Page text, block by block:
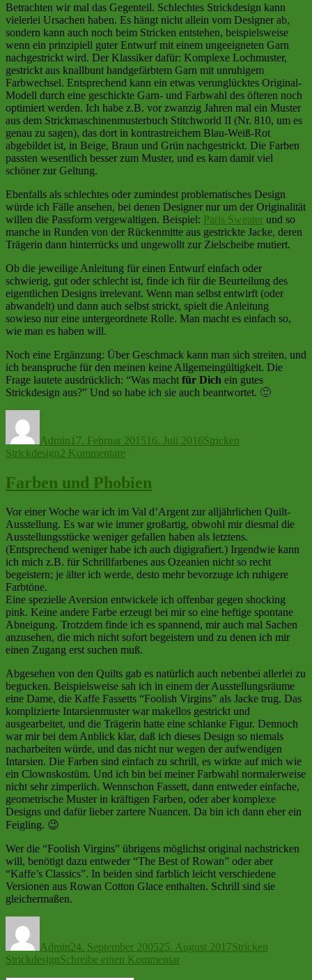
Betrachten wir mal das Gegenteil. Schlechtes Strickdesign kann
vielerlei Ursachen haben. Es hängt nicht allein vom Designer ab,
sondern kann auch noch beim Stricken entstehen, beispielsweise
wenn ein prinzipiell guter Entwurf mit einem ungeeigneten Garn
nachgestrickt wird. Der Klassiker dafür: Komplexe Lochmuster,
gestrickt aus knallbunt handgefärbtem Garn mit unruhigem
Farbwechsel. Entsprechend kann ein etwas verunglücktes Original-
Modell durch eine geschickte Garn- und Farbwahl des öfteren noch
optimiert werden. Ich habe z.B. vor zwanzig Jahren mal ein Muster
aus dem Strickmaschinenmusterbuch Stitchworld II (Nr. 810, um es
genau zu sagen), das dort in kontrastreichem Blau-Weiß-Rot
abgebildet ist, in Beige, Braun und Grün nachgestrickt. Die Farben
passten wesentlich besser zum Muster, und es kam damit viel
schöner zur Geltung.
Ebenfalls als schlechtes oder zumindest problematisches Design
würde ich Fälle ansehen, bei denen Designer nur um der Originalität
willen die Passform vergewaltigen. Beispiel: Paris Sweater und so
manche in Runden von der Rückenmitte aus gestrickte Jacke, deren
Trägerin dann hinterrücks und ungewollt zur Zielscheibe mutiert.
Ob die jeweilige Anleitung für einen Entwurf einfach oder
schwierig, gut oder schlecht ist, finde ich für die Beurteilung des
eigentlichen Designs irrelevant. Wenn man selbst entwirft (oder
abwandelt) und dann auch selbst strickt, spielt die Anleitung
sowieso nur eine untergeordnete Rolle. Man macht es einfach so,
wie man es haben will.
Noch eine Ergänzung: Über Geschmack kann man sich streiten, und
ich beanspruche für den meinen keine Allgemeingültigkeit. Die
Frage lautete ausdrücklich: “Was macht für Dich ein gutes
Strickdesign aus?” Und so habe ich sie auch beantwortet. 🙂
Admin 17. Februar 2015 16. Juli 2016Stricken
Strickdesign2 Kommentare
verstrickte
Dienstagsfrage
8/2015
Farben und Phobien
Vor einer Woche war ich im Val d’Argent zur alljährlichen Quilt-
Ausstellung. Es war wie immer großartig, obwohl mir diesmal die
Ausstellungsstücke weniger gefallen haben als letztens.
(Entsprechend weniger habe ich auch digigrafiert.) Irgendwie kann
ich mich z.B. für Schrillfarbenes aus Ozeanien nicht so recht
begeistern; je älter ich werde, desto mehr bevorzuge ich ruhigere
Farbtöne.
Eine spezielle Aversion entwickele ich offenbar gegen shocking
pink. Keine andere Farbe erzeugt bei mir so eine heftige spontane
Abneigung. Trotzdem finde ich es spannend, mir auch mal Sachen
anzusehen, die mich nicht sofort begeistern und zu denen ich mir
einen Zugang erst suchen muß.
Abgesehen von den Quilts gab es natürlich auch nebenbei allerlei zu
begucken. Beispielsweise sah ich in einem der Ausstellungsräume
eine Dame, die Kaffe Fassetts “Foolish Virgins” als Jacke trug. Das
komplizierte Intarsienmuster war makellos gestrickt und
ausgearbeitet, und die Trägerin hatte eine schlanke Figur. Dennoch
war mir bei dem Anblick klar, daß ich dieses Design so niemals
nacharbeiten würde, und das nicht nur wegen der aufwendigen
Intarsien. Die Farben sind einfach zu schrill, es wirkte auf mich wie
ein Clownskostüm. Und ich bin bei meiner Farbwahl normalerweise
nicht sehr zimperlich. Wennschon Fassett, dann entweder einfache,
geometrische Muster in kräftigen Farben, oder aber komplexe
Designs und dafür lieber zartere Nuancen. Da bin ich dann eher ein
Feigling. 😉
Wer die “Foolish Virgins” übrigens möglichst original nachstricken
will, benötigt dazu entweder “The Best of Rowan” oder aber
“Kaffe’s Classics”. In beiden sind farblich leicht verschiedene
Versionen aus Rowan Cotton Glace enthalten. Schrill sind sie
gleichermaßen.
Admin24. September 200525. August 2017Stricken
StrickdesignSchreibe einen Kommentarzu